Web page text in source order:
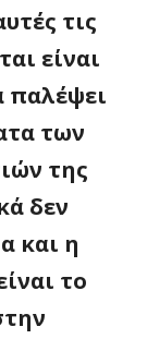
τις
είναι
παλέψει
των
της
δεν
και η
το